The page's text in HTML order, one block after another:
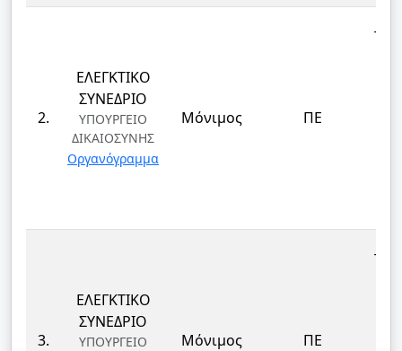
2.
ΕΛΕΓΚΤΙΚΟ
ΣΥΝΕΔΡΙΟ
ΥΠΟΥΡΓΕΙΟ
ΔΙΚΑΙΟΣΥΝΗΣ
Οργανόγραμμα
Μόνιμος ΠΕ
3.
ΕΛΕΓΚΤΙΚΟ
ΣΥΝΕΔΡΙΟ
ΥΠΟΥΡΓΕΙΟ
Μόνιμος ΠΕ